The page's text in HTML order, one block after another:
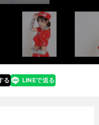
る
line LINEで送る